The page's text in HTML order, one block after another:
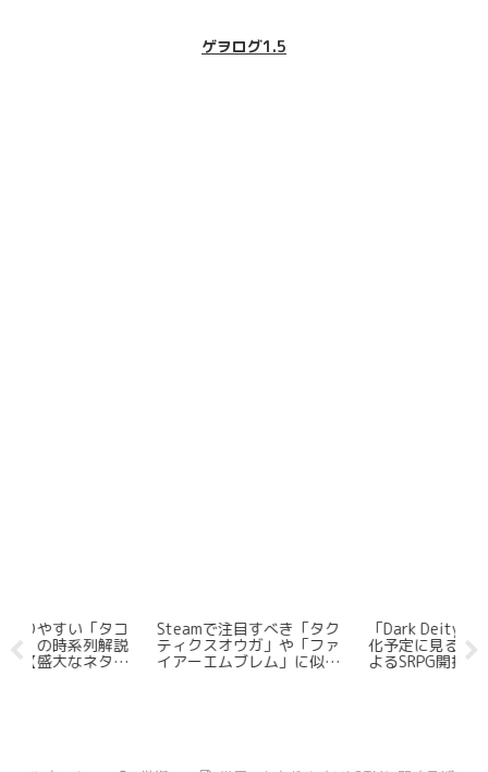
ゲヲログ1.5
Steamで注目すべき「タク
ティクスオウガ」や「ファ
イアーエムブレム」に似て
「Dark Deity 2」の日本語
化予定に見る日本のdevに
よるSRPG開拓の先駆性
野
信